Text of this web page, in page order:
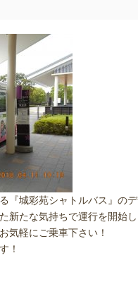
『城彩苑シャトルバス』の
新たな気持ちで運行を開始
気軽にご乗車下さい！
！